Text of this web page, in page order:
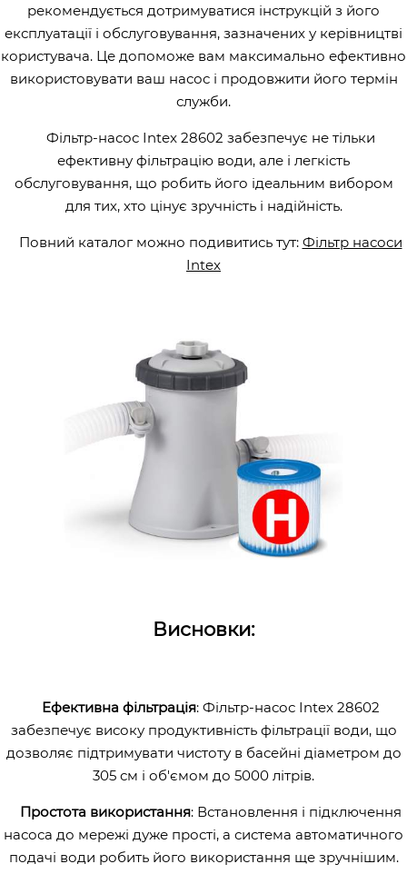
рекомендується дотримуватися інструкцій з його
експлуатації і обслуговування, зазначених у керівництві
користувача. Це допоможе вам максимально ефективно
використовувати ваш насос і продовжити його термін
служби.
Фільтр-насос Intex 28602 забезпечує не тільки
ефективну фільтрацію води, але і легкість
обслуговування, що робить його ідеальним вибором
для тих, хто цінує зручність і надійність.
Повний каталог можно подивитись тут: Фільтр насоси
Intex
Висновки:
Ефективна фільтрація: Фільтр-насос Intex 28602
забезпечує високу продуктивність фільтрації води, що
дозволяє підтримувати чистоту в басейні діаметром до
305 см і об'ємом до 5000 літрів.
Простота використання: Встановлення і підключення
насоса до мережі дуже прості, а система автоматичного
подачі води робить його використання ще зручнішим.